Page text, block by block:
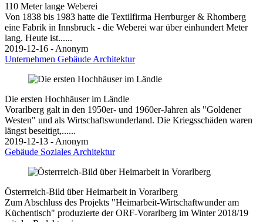
110 Meter lange Weberei
Von 1838 bis 1983 hatte die Textilfirma Herrburger & Rhomberg
eine Fabrik in Innsbruck - die Weberei war über einhundert Meter
lang. Heute ist......
2019-12-16 - Anonym
Unternehmen Gebäude Architektur
Die ersten Hochhäuser im Ländle
Vorarlberg galt in den 1950er- und 1960er-Jahren als "Goldener
Westen" und als Wirtschaftswunderland. Die Kriegsschäden waren
längst beseitigt,......
2019-12-13 - Anonym
Gebäude Soziales Architektur
Österrreich-Bild über Heimarbeit in Vorarlberg
Zum Abschluss des Projekts "Heimarbeit-Wirtschaftwunder am
Küchentisch" produzierte der ORF-Vorarlberg im Winter 2018/19